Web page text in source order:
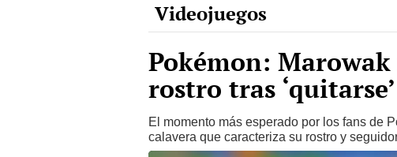
Videojuegos
Pokémon:
rostro tras
El momento más esperado por los fans de
calavera que caracteriza su rostro y